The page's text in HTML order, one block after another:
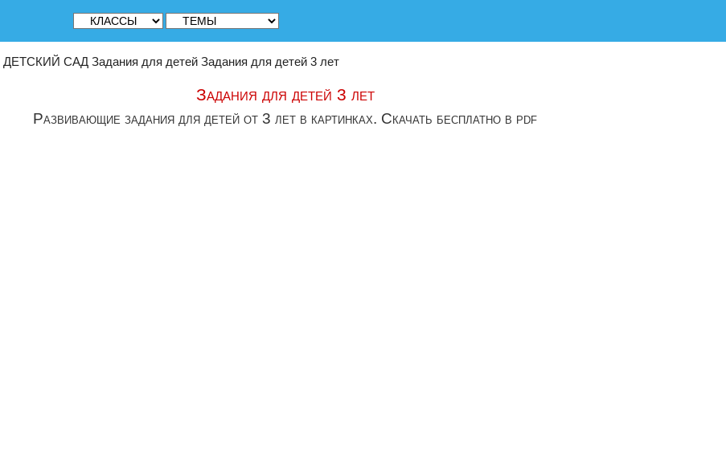
ДЕТСКИЙ САД Задания для детей Задания для детей 3 лет
Задания для детей 3 лет
Развивающие задания для детей от 3 лет в картинках. Скачать бесплатно в pdf